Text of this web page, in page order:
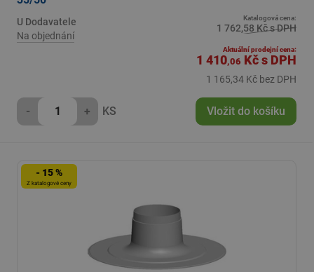
U Dodavatele
Na objednání
Katalogová cena:
1 762,58 Kč s DPH
Aktuální prodejní cena:
1 410,06 Kčs DPH
1 165,34 Kč bez DPH
- + KS Vložit do košíku
- 15 %
Z katalogové ceny